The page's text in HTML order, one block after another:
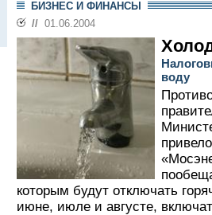
БИЗНЕС И ФИНАНСЫ
// 01.06.2004
воду
которым будут отключать
июне, июле и августе, включат